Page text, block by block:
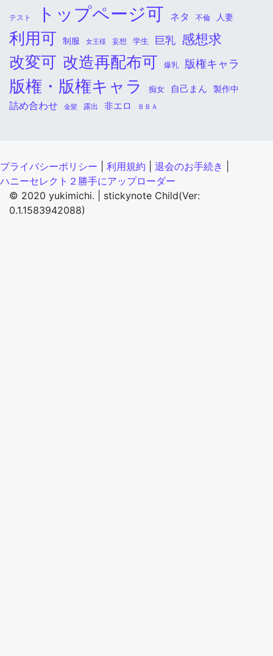
テスト トップページ可 ネタ 不倫 人妻
利用可 制服 女王様 妄想 学生 巨乳 感想求
改変可 改造再配布可 爆乳 版権キャラ
版権・版権キャラ 痴女 自己まん 製作中
詰め合わせ 金髪 露出 非エロ ＢＢＡ
プライバシーポリシー 利用規約 退会のお手続き
ハニーセレクト２勝手にアップローダー
© 2020 yukimichi. | stickynote Child(Ver:
0.1.1583942088)